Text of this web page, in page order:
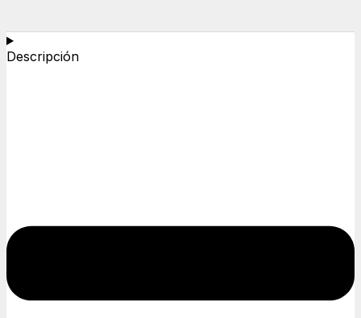
Descripción